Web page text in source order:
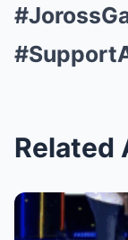
Related